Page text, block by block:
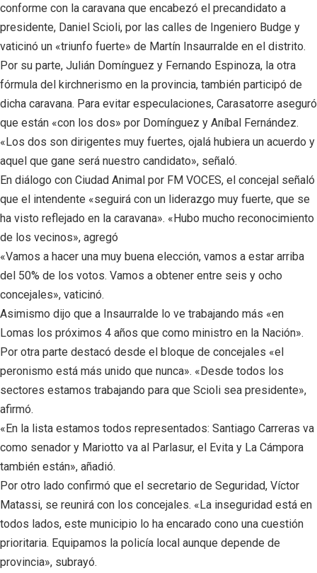
conforme con la caravana que encabezó el precandidato a
presidente, Daniel Scioli, por las calles de Ingeniero Budge y
vaticinó un «triunfo fuerte» de Martín Insaurralde en el distrito.
Por su parte, Julián Domínguez y Fernando Espinoza, la otra
fórmula del kirchnerismo en la provincia, también participó de
dicha caravana. Para evitar especulaciones, Carasatorre aseguró
que están «con los dos» por Domínguez y Aníbal Fernández.
«Los dos son dirigentes muy fuertes, ojalá hubiera un acuerdo y
aquel que gane será nuestro candidato», señaló.
En diálogo con Ciudad Animal por FM VOCES, el concejal señaló
que el intendente «seguirá con un liderazgo muy fuerte, que se
ha visto reflejado en la caravana». «Hubo mucho reconocimiento
de los vecinos», agregó
«Vamos a hacer una muy buena elección, vamos a estar arriba
del 50% de los votos. Vamos a obtener entre seis y ocho
concejales», vaticinó.
Asimismo dijo que a Insaurralde lo ve trabajando más «en
Lomas los próximos 4 años que como ministro en la Nación».
Por otra parte destacó desde el bloque de concejales «el
peronismo está más unido que nunca». «Desde todos los
sectores estamos trabajando para que Scioli sea presidente»,
afirmó.
«En la lista estamos todos representados: Santiago Carreras va
como senador y Mariotto va al Parlasur, el Evita y La Cámpora
también están», añadió.
Por otro lado confirmó que el secretario de Seguridad, Víctor
Matassi, se reunirá con los concejales. «La inseguridad está en
todos lados, este municipio lo ha encarado cono una cuestión
prioritaria. Equipamos la policía local aunque depende de
provincia», subrayó.